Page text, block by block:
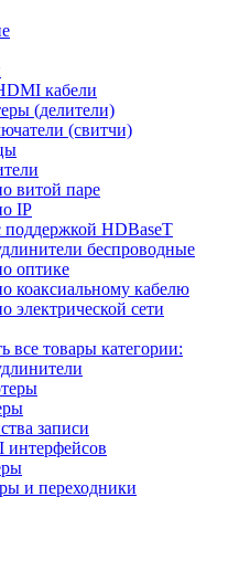
кабели
(делители)
(свитчи)
витой паре
IP
HDBaseT
беспроводные
оптике
коаксиальному кабелю
электрической сети
все товары категории:
записи
и переходники